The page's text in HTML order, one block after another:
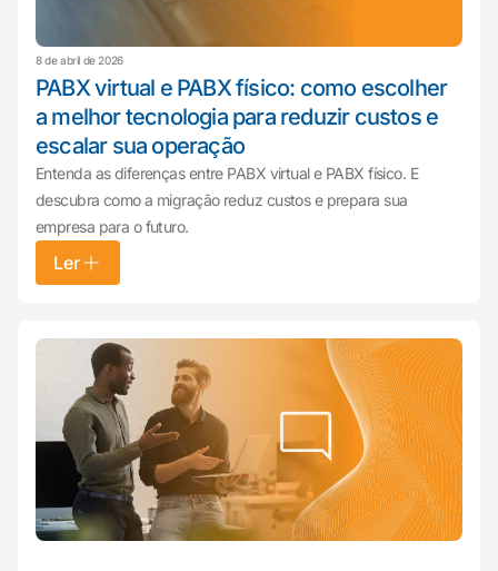
8 de abril de 2026
PABX virtual e PABX físico: como escolher
a melhor tecnologia para reduzir custos e
escalar sua operação
Entenda as diferenças entre PABX virtual e PABX físico. E
descubra como a migração reduz custos e prepara sua
empresa para o futuro.
Ler